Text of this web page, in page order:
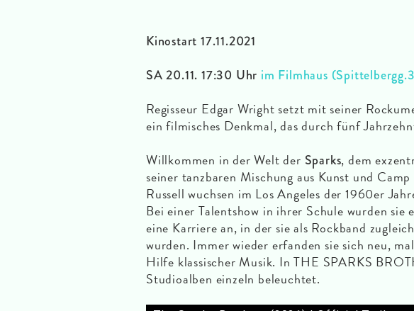
Kinostart 17.11.2021
SA 20.11. 17:30 Uhr im Filmhaus
Regisseur Edgar Wright setzt mit seiner
ein filmisches Denkmal, das durch fünf
Willkommen in der Welt der Sparks, dem
seiner tanzbaren Mischung aus Kunst und
Russell wuchsen im Los Angeles der 1960er
Bei einer Talentshow in ihrer Schule wurden
eine Karriere an, in der sie als Rockband
wurden. Immer wieder erfanden sie sich neu,
Hilfe klassischer Musik. In THE SPARKS
Studioalben einzeln beleuchtet.